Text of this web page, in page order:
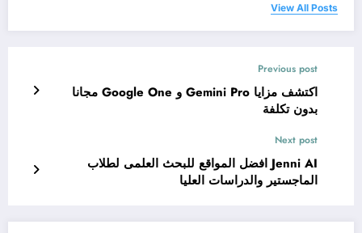
View All Posts
Previous post
اكتشف مزايا Gemini Pro و Google One مجانا
بدون تكلفة
Next post
Jenni AI افضل المواقع للبحث العلمى لطلاب
الماجستير والدراسات العليا